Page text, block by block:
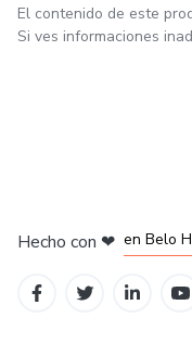
El contenido de este
Si ves informaciones
Hecho con ❤ en Belo